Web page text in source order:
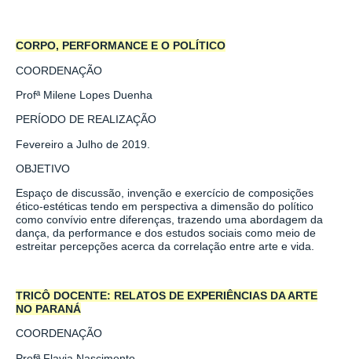
CORPO, PERFORMANCE E O POLÍTICO
COORDENAÇÃO
Profª Milene Lopes Duenha
PERÍODO DE REALIZAÇÃO
Fevereiro a Julho de 2019.
OBJETIVO
Espaço de discussão, invenção e exercício de composições
ético-estéticas tendo em perspectiva a dimensão do político
como convívio entre diferenças, trazendo uma abordagem da
dança, da performance e dos estudos sociais como meio de
estreitar percepções acerca da correlação entre arte e vida.
TRICÔ DOCENTE: RELATOS DE EXPERIÊNCIAS DA ARTE
NO PARANÁ
COORDENAÇÃO